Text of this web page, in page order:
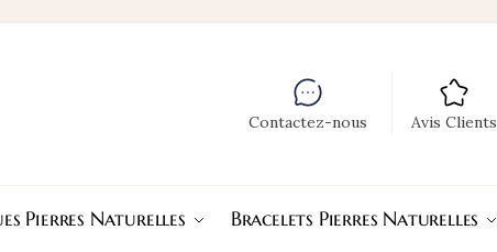
Contactez-nous Avis Clients
Pierres Naturelles Bracelets Pierres Naturelles